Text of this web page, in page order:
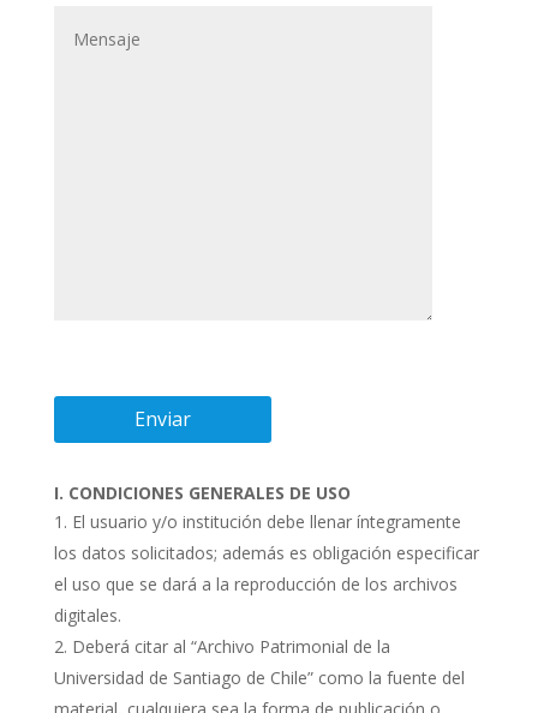
I. CONDICIONES GENERALES DE USO
El usuario y/o institución debe llenar íntegramente
los datos solicitados; además es obligación especificar
el uso que se dará a la reproducción de los archivos
digitales.
Deberá citar al “Archivo Patrimonial de la
Universidad de Santiago de Chile” como la fuente del